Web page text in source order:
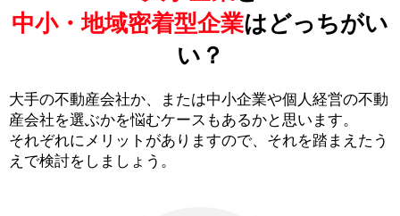
中小・地域密着型企業はどっちがい
い？
大手の不動産会社か、または中小企業や個人経営の不動
産会社を選ぶかを悩むケースもあるかと思います。
それぞれにメリットがありますので、それを踏まえたう
えで検討をしましょう。